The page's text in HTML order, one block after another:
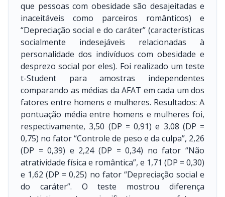
que pessoas com obesidade são desajeitadas e
inaceitáveis como parceiros românticos) e
“Depreciação social e do caráter” (características
socialmente indesejáveis relacionadas à
personalidade dos indivíduos com obesidade e
desprezo social por eles). Foi realizado um teste
t-Student para amostras independentes
comparando as médias da AFAT em cada um dos
fatores entre homens e mulheres. Resultados: A
pontuação média entre homens e mulheres foi,
respectivamente, 3,50 (DP = 0,91) e 3,08 (DP =
0,75) no fator “Controle de peso e da culpa”, 2,26
(DP = 0,39) e 2,24 (DP = 0,34) no fator “Não
atratividade física e romântica”, e 1,71 (DP = 0,30)
e 1,62 (DP = 0,25) no fator “Depreciação social e
do caráter”. O teste mostrou diferença